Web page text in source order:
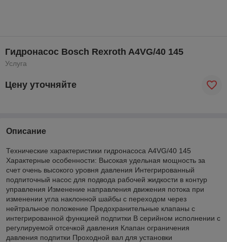
Гидронасос Bosch Rexroth A4VG/40 145
Услуга
Цену уточняйте
Описание
Технические характеристики гидронасоса A4VG/40 145
Характерные особенности: Высокая удельная мощность за
счет очень высокого уровня давления Интегрированный
подпиточный насос для подвода рабочей жидкости в контур
управления Изменение направления движения потока при
изменении угла наклонной шайбы с переходом через
нейтральное положение Предохранительные клапаны с
интегрированной функцией подпитки В серийном исполнении с
регулируемой отсечкой давления Клапан ограничения
давления подпитки Проходной вал для установки